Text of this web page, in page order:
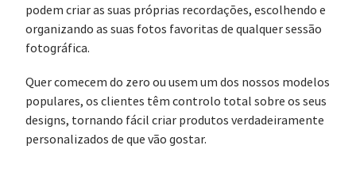
podem criar as suas próprias recordações, escolhendo e
organizando as suas fotos favoritas de qualquer sessão
fotográfica.
Quer comecem do zero ou usem um dos nossos modelos
populares, os clientes têm controlo total sobre os seus
designs, tornando fácil criar produtos verdadeiramente
personalizados de que vão gostar.